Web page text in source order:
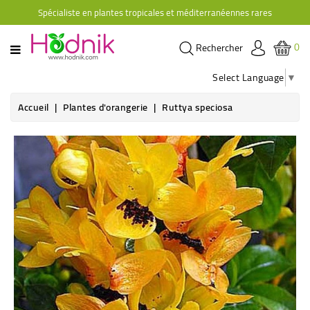
Spécialiste en plantes tropicales et méditerranéennes rares
CATÉGORIE
PLANTES
GRIMPANTES
AGRUMES
HIBISCUS
BRUGMANSIAS
PLANTES
RUSTIQUES
PLANTES
RETOMBANTES
0
Rechercher
Select Language ▼
Accueil
Plantes d'orangerie Ruttya speciosa